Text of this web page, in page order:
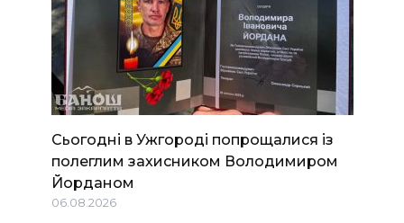
Сьогодні в Ужгороді попрощалися із
полеглим захисником Володимиром
Йорданом
06.08.2026